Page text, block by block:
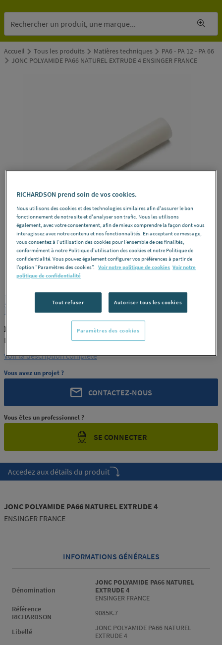
Accueil Tous les produits Matières techniques
PA6 - PA 12 - PA 66
JONC POLYAMIDE PA66 NATUREL EXTRUDE 4 ENSINGER FRANCE
ROCHLING REF : 9085K
JONC POLYAMIDE PA66 NATUREL
EXTRUDE 4 ENSINGER FRANCE
ROCHLING PRODUIT-9085K
ENSINGER FRANCE
Voir la description complète
Vous avez un projet ?
CONTACTEZ-NOUS
Vous êtes un professionnel ?
SE CONNECTER
Accedez aux détails du produit
JONC POLYAMIDE PA66 NATUREL EXTRUDE 4
ENSINGER FRANCE
INFORMATIONS GÉNÉRALES
Dénomination
JONC POLYAMIDE PA66 NATUREL
EXTRUDE 4
ENSINGER FRANCE
Référence
RICHARDSON
9085K.7
Libellé
JONC POLYAMIDE PA66 NATUREL
EXTRUDE 4
RICHARDSON prend soin de vos cookies.
Nous utilisons des cookies et des technologies similaires afin d'assurer le bon
fonctionnement de notre site et d'analyser son trafic. Nous les utilisons
également, avec votre consentement, afin de mieux comprendre la façon dont vous
interagissez avec notre contenu et nos fonctionnalités. En acceptant ce message,
vous consentez à l’utilisation des cookies pour l’ensemble de ces finalités,
conformément à notre Politique d'utilisation des cookies et notre Politique de
confidentialité. Vous pouvez également configurer vos préférences à partir de
l’option "Paramètres des cookies”. Voir notre politique de cookies Voir notre
politique de confidentialité
Tout refuser Autoriser tous les cookies
Paramètres des cookies